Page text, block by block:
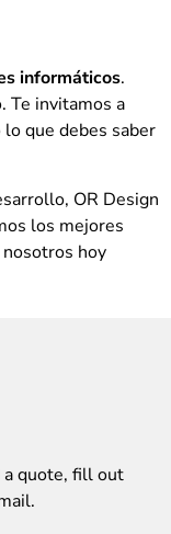
informáticos.
Te invitamos a
que debes saber
OR Design
los mejores
hoy
a quote, fill out